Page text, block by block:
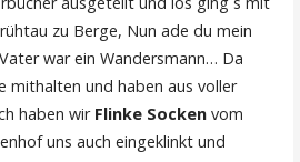
zu Berge, Nun ade du mein
war ein Wandersmann… Da
mithalten und haben aus voller
haben wir Flinke Socken vom
uns auch eingeklinkt und